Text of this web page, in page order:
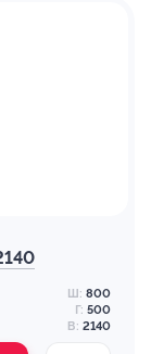
Ш: 800
Г: 500
В: 2140